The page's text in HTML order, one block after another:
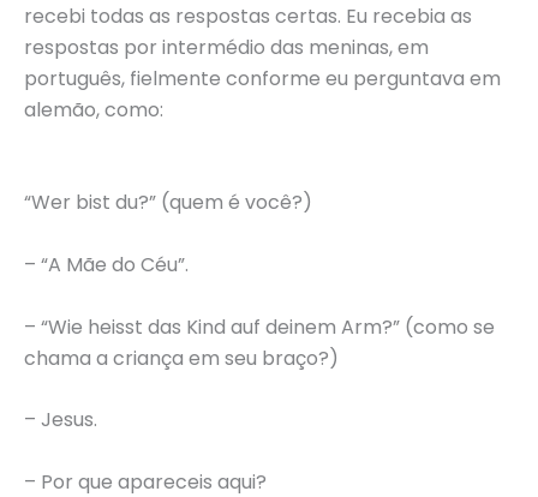
recebi todas as respostas certas. Eu recebia as
respostas por intermédio das meninas, em
português, fielmente conforme eu perguntava em
alemão, como:
“Wer bist du?” (quem é você?)
– “A Mãe do Céu”.
– “Wie heisst das Kind auf deinem Arm?” (como se
chama a criança em seu braço?)
– Jesus.
– Por que apareceis aqui?